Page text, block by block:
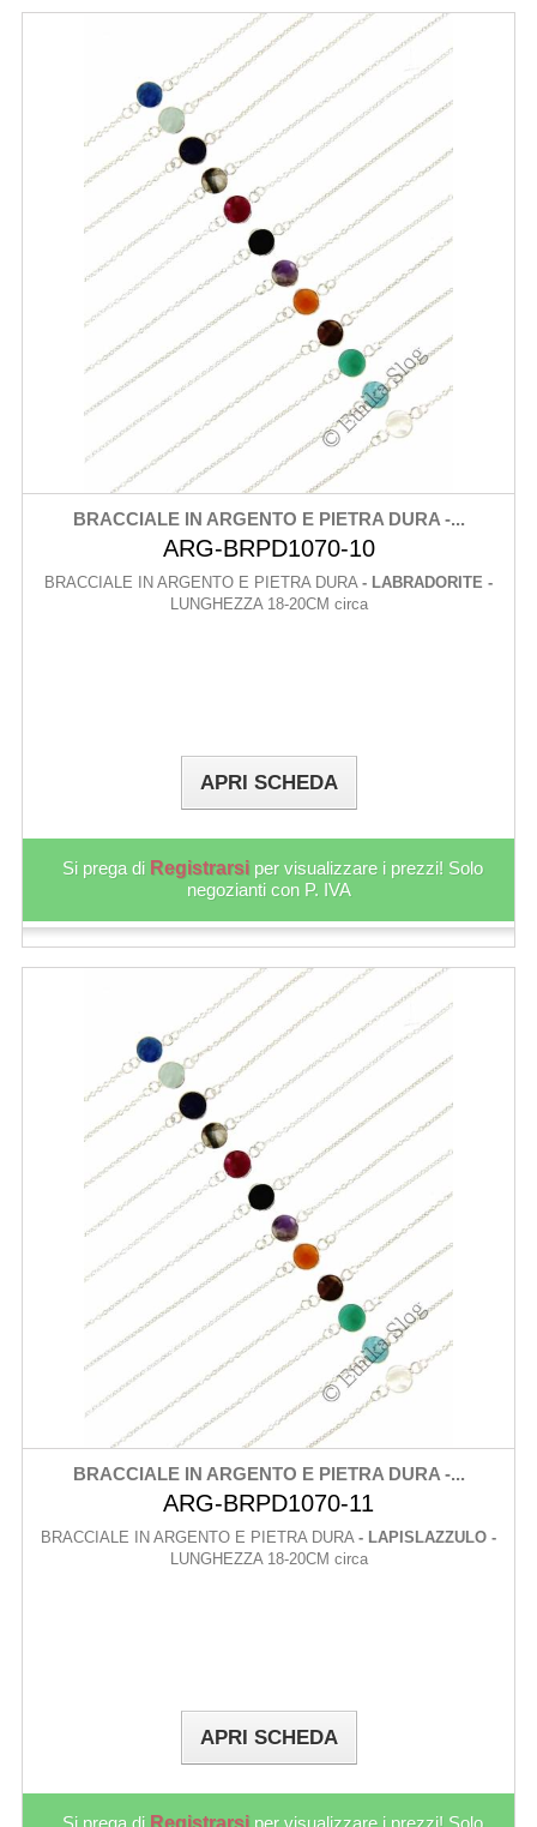
BRACCIALE IN ARGENTO E PIETRA DURA -...
ARG-BRPD1070-10
BRACCIALE IN ARGENTO E PIETRA DURA - LABRADORITE -
LUNGHEZZA 18-20CM circa
APRI SCHEDA
Si prega di Registrarsi per visualizzare i prezzi! Solo
negozianti con P. IVA
BRACCIALE IN ARGENTO E PIETRA DURA -...
ARG-BRPD1070-11
BRACCIALE IN ARGENTO E PIETRA DURA - LAPISLAZZULO -
LUNGHEZZA 18-20CM circa
APRI SCHEDA
Si prega di Registrarsi per visualizzare i prezzi! Solo